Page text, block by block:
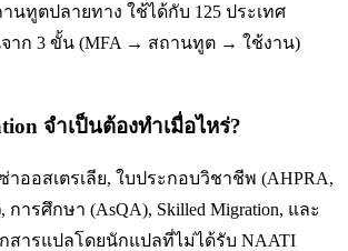
นทูตปลายทาง ใช้ได้กับ 125 ประเทศ
าก 3 ขั้น (MFA → สถานทูต → ใช้งาน)
จำเป็นต้องทำเมื่อไหร่?
ออสเตรเลีย, ใบประกอบวิชาชีพ (AHPRA,
การศึกษา (AsQA), Skilled Migration, และ
กสารแปลโดยนักแปลที่ไม่ได้รับ NAATI